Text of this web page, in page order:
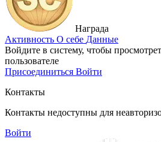
Награда
Активность О себе Данные
Войдите в систему, чтобы
пользователе
Присоединиться Войти
Контакты
Контакты недоступны для
Войти